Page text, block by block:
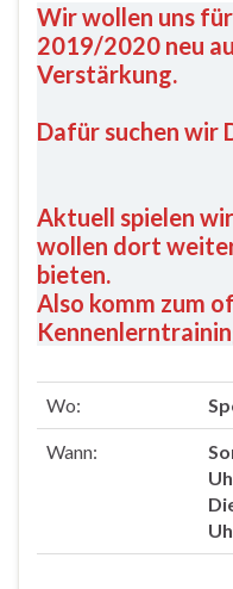
Wir wollen uns
2019/2020 neu
Verstärkung.
Dafür suchen wir
Aktuell spielen
wollen dort
bieten.
Also komm zum
Wo:
Wann: